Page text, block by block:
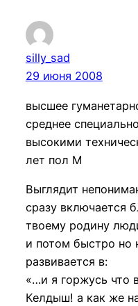
silly_sad
29 июня 2008
высшее
среднее
высокими
лет пол М
Выглядит
сразу включается
твоему родину
и потом быстро но
развивается в:
«…и я горжусь что
Келдыш! а как же